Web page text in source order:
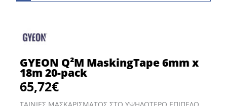
GYEON Q²M MaskingTape 6mm x
18m 20-pack
65,72€
ΤΑΙΝΙΕΣ ΜΑΣΚΑΡΙΣΜΑΤΟΣ ΣΤΟ ΥΨΗΛΟΤΕΡΟ ΕΠΙΠΕΔΟ